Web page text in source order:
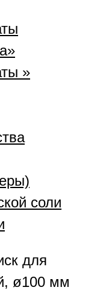
»
соли
для
ø100 мм